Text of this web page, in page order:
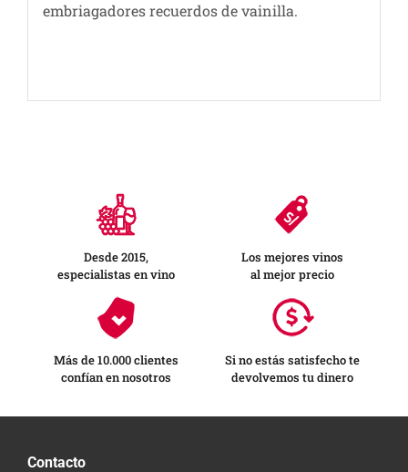
embriagadores recuerdos de vainilla.
Desde 2015,
especialistas en vino
Los mejores vinos
al mejor precio
Más de 10.000 clientes
confían en nosotros
Si no estás satisfecho te
devolvemos tu dinero
Contacto